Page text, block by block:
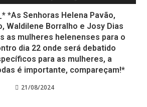
*As Senhoras Helena Pavão,
Waldilene Borralho e Josy Dias
as mulheres helenenses para o
dia 22 onde será debatido
para as mulheres, a
é importante, compareçam!*
21/08/2024